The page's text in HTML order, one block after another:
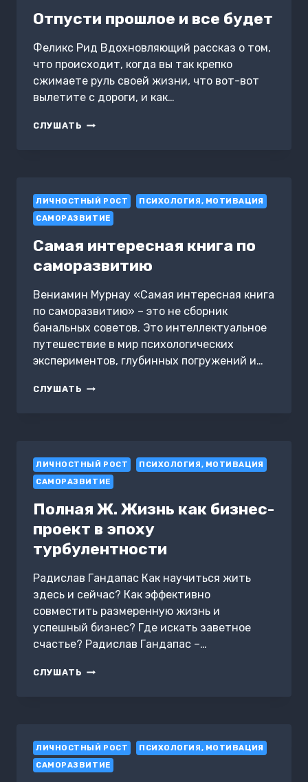
ИСКУСИТЕЛЕМ
Отпусти прошлое и все будет
Феликс Рид Вдохновляющий рассказ о том,
что происходит, когда вы так крепко
сжимаете руль своей жизни, что вот-вот
вылетите с дороги, и как…
СЛУШАТЬ ОТПУСТИ
ЛИЧНОСТНЫЙ РОСТ
ПСИХОЛОГИЯ, МОТИВАЦИЯ
САМОРАЗВИТИЕ
Самая интересная книга по
саморазвитию
Вениамин Мурнау «Самая интересная книга
по саморазвитию» – это не сборник
банальных советов. Это интеллектуальное
путешествие в мир психологических
экспериментов, глубинных погружений и…
СЛУШАТЬ САМАЯ
ЛИЧНОСТНЫЙ РОСТ
ПСИХОЛОГИЯ, МОТИВАЦИЯ
САМОРАЗВИТИЕ
Полная Ж. Жизнь как бизнес-
проект в эпоху
турбулентности
Радислав Гандапас Как научиться жить
здесь и сейчас? Как эффективно
совместить размеренную жизнь и
успешный бизнес? Где искать заветное
счастье? Радислав Гандапас –…
СЛУШАТЬ ПОЛНАЯ
В
ЭПОХУ
ТУРБУЛЕНТНОСТИ
ЛИЧНОСТНЫЙ РОСТ
ПСИХОЛОГИЯ, МОТИВАЦИЯ
САМОРАЗВИТИЕ